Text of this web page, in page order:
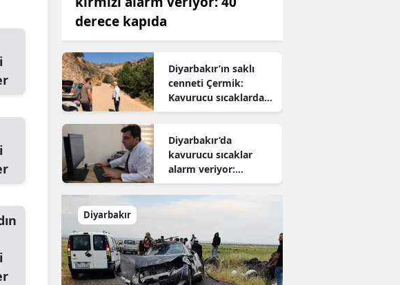
derece kapıda
Diyarbakır’ın saklı
cenneti Çermik:
Kavurucu sıcaklardan
kaçanların yeni adresi
Diyarbakır’da
kavurucu sıcaklar
alarm veriyor:
Uzmanından hayati
uyarı
Diyarbakır